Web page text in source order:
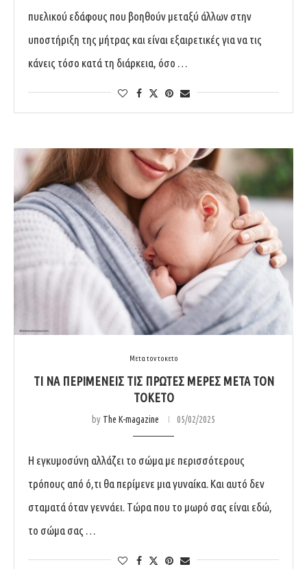
πυελικού εδάφους που βοηθούν μεταξύ άλλων στην
υποστήριξη της μήτρας και είναι εξαιρετικές για να τις
κάνεις τόσο κατά τη διάρκεια, όσο …
Μετα τον τοκετο
ΤΙ ΝΑ ΠΕΡΙΜΕΝΕΙΣ ΤΙΣ ΠΡΩΤΕΣ ΜΕΡΕΣ ΜΕΤΑ ΤΟΝ
ΤΟΚΕΤΟ
by The K-magazine 05/02/2025
Η εγκυμοσύνη αλλάζει το σώμα με περισσότερους
τρόπους από ό,τι θα περίμενε μια γυναίκα. Και αυτό δεν
σταματά όταν γεννάει. Τώρα που το μωρό σας είναι εδώ,
το σώμα σας …